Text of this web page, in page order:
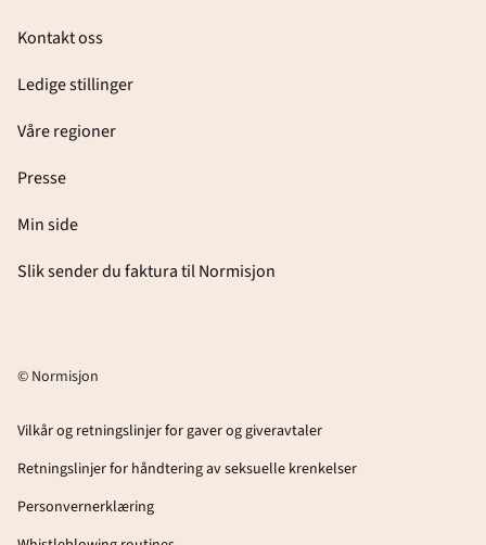
Kontakt oss
Ledige stillinger
Våre regioner
Presse
Min side
Slik sender du faktura til Normisjon
© Normisjon
Vilkår og retningslinjer for gaver og giveravtaler
Retningslinjer for håndtering av seksuelle krenkelser
Personvernerklæring